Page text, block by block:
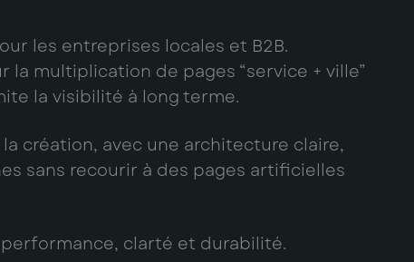
les entreprises locales et B2B.
multiplication de pages “service + ville”
la visibilité à long terme.
création, avec une architecture claire,
sans recourir à des pages artificielles
clarté et durabilité.